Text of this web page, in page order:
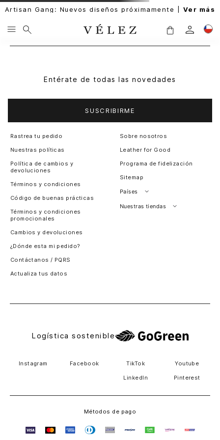
Artisan Gang: Nuevos diseños próximamente | Ver más
Entérate de todas las novedades
SUSCRIBIRME
Rastrea tu pedido
Nuestras políticas
Política de cambios y
devoluciones
Términos y condiciones
Código de buenas prácticas
Términos y condiciones
promocionales
Cambios y devoluciones
¿Dónde esta mi pedido?
Contáctanos / PQRS
Actualiza tus datos
Sobre nosotros
Leather for Good
Programa de fidelización
Sitemap
Países
Perú
Nuestras tiendas
Logística sostenible
Instagram Facebook TikTok Youtube
LinkedIn Pinterest
Métodos de pago